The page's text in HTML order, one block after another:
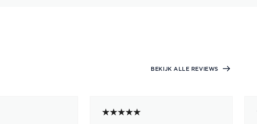
BEKIJK ALLE REVIEWS